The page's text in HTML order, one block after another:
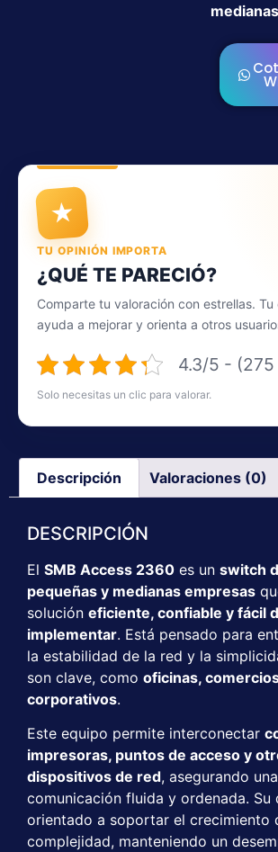
★
TU OPINIÓN IMPORTA
¿QUÉ TE PARECIÓ?
Comparte tu valoración con estrellas. Tu
ayuda a mejorar y orienta a otros
4.3/5 - (275
Solo necesitas un clic para valorar.
Descripción Valoraciones (0)
DESCRIPCIÓN
El SMB Access 2360 es un switch
pequeñas y medianas empresas
solución eficiente, confiable y fácil
implementar. Está pensado para
la estabilidad de la red y la
son clave, como oficinas,
corporativos.
Este equipo permite interconectar
impresoras, puntos de acceso y
dispositivos de red, asegurando una
comunicación fluida y ordenada. Su
orientado a soportar el crecimiento
complejidad, manteniendo un